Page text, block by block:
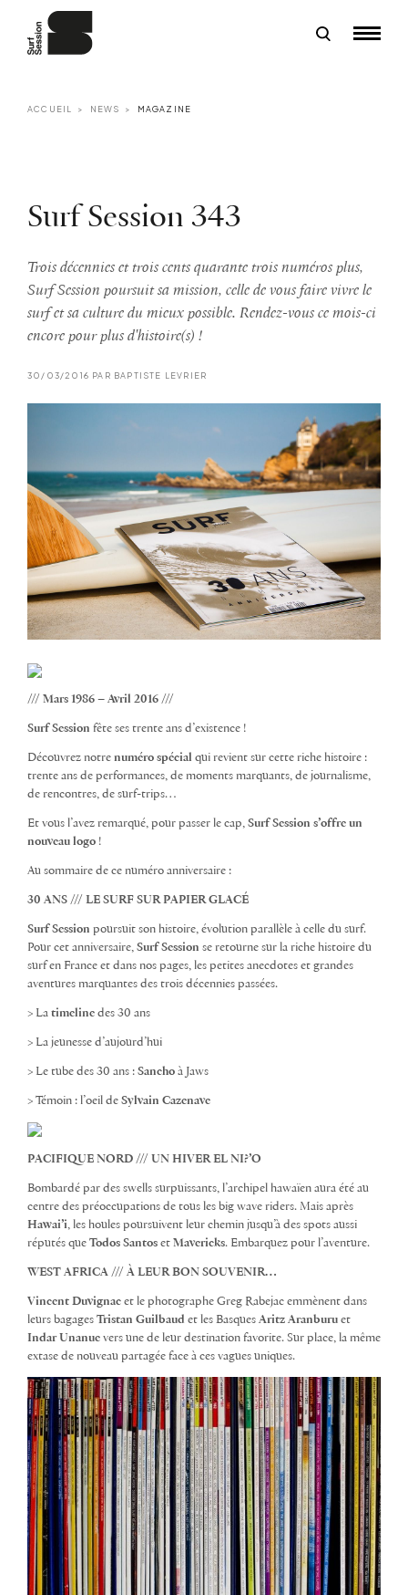
ACCUEIL NEWS MAGAZINE
Surf Session 343
Trois décennies et trois cents quarante trois numéros plus,
Surf Session poursuit sa mission, celle de vous faire vivre le
surf et sa culture du mieux possible. Rendez-vous ce mois-ci
encore pour plus d'histoire(s) !
30/03/2016 PAR BAPTISTE LEVRIER
/// Mars 1986 – Avril 2016 ///
Surf Session fête ses trente ans d’existence !
Découvrez notre numéro spécial qui revient sur cette riche histoire :
trente ans de performances, de moments marquants, de journalisme,
de rencontres, de surf-trips…
Et vous l’avez remarqué, pour passer le cap, Surf Session s’offre un
nouveau logo !
Au sommaire de ce numéro anniversaire :
30 ANS /// LE SURF SUR PAPIER GLACÉ
Surf Session poursuit son histoire, évolution parallèle à celle du surf.
Pour cet anniversaire, Surf Session se retourne sur la riche histoire du
surf en France et dans nos pages, les petites anecdotes et grandes
aventures marquantes des trois décennies passées.
> La timeline des 30 ans
> La jeunesse d’aujourd’hui
> Le tube des 30 ans : Sancho à Jaws
> Témoin : l’oeil de Sylvain Cazenave
PACIFIQUE NORD /// UN HIVER EL NI?’O
Bombardé par des swells surpuissants, l’archipel hawaïen aura été au
centre des préoccupations de tous les big wave riders. Mais après
Hawai’i, les houles poursuivent leur chemin jusqu’à des spots aussi
réputés que Todos Santos et Mavericks. Embarquez pour l’aventure.
WEST AFRICA /// À LEUR BON SOUVENIR…
Vincent Duvignac et le photographe Greg Rabejac emmènent dans
leurs bagages Tristan Guilbaud et les Basques Aritz Aranburu et
Indar Unanue vers une de leur destination favorite. Sur place, la même
extase de nouveau partagée face à ces vagues uniques.